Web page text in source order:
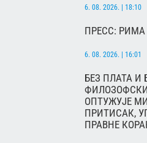
6. 08. 2026. | 18:10
ПРЕСС: РИМА
6. 08. 2026. | 16:01
БЕЗ ПЛАТА И
ОПТУЖУЈЕ
ПРИТИСАК,
ПРАВНЕ